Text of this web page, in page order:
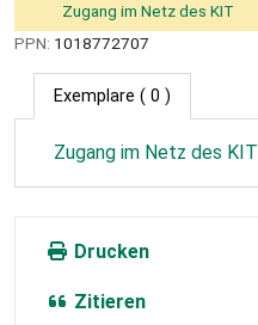
Zugang im Netz des KIT
PPN: 1018772707
Exemplare ( 0 )
Zugang im Netz des KIT
Drucken
Zitieren